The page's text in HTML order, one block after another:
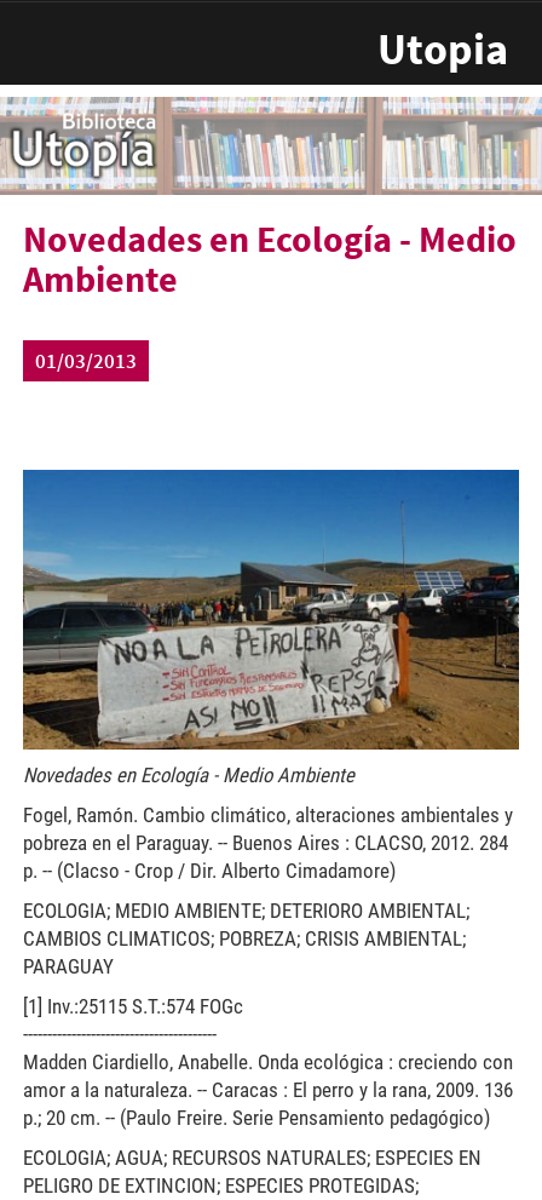
Utopia
Novedades en Ecología - Medio
Ambiente
01/03/2013
nove-ecologia-450x253.jpg
Novedades en Ecología - Medio Ambiente
Fogel, Ramón. Cambio climático, alteraciones ambientales y
pobreza en el Paraguay. -- Buenos Aires : CLACSO, 2012. 284
p. -- (Clacso - Crop / Dir. Alberto Cimadamore)
ECOLOGIA; MEDIO AMBIENTE; DETERIORO AMBIENTAL;
CAMBIOS CLIMATICOS; POBREZA; CRISIS AMBIENTAL;
PARAGUAY
[1] Inv.:25115 S.T.:574 FOGc
----------------------------------------
Madden Ciardiello, Anabelle. Onda ecológica : creciendo con
amor a la naturaleza. -- Caracas : El perro y la rana, 2009. 136
p.; 20 cm. -- (Paulo Freire. Serie Pensamiento pedagógico)
ECOLOGIA; AGUA; RECURSOS NATURALES; ESPECIES EN
PELIGRO DE EXTINCION; ESPECIES PROTEGIDAS;